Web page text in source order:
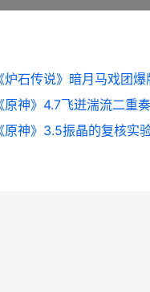
原神》3.5振晶的复核实